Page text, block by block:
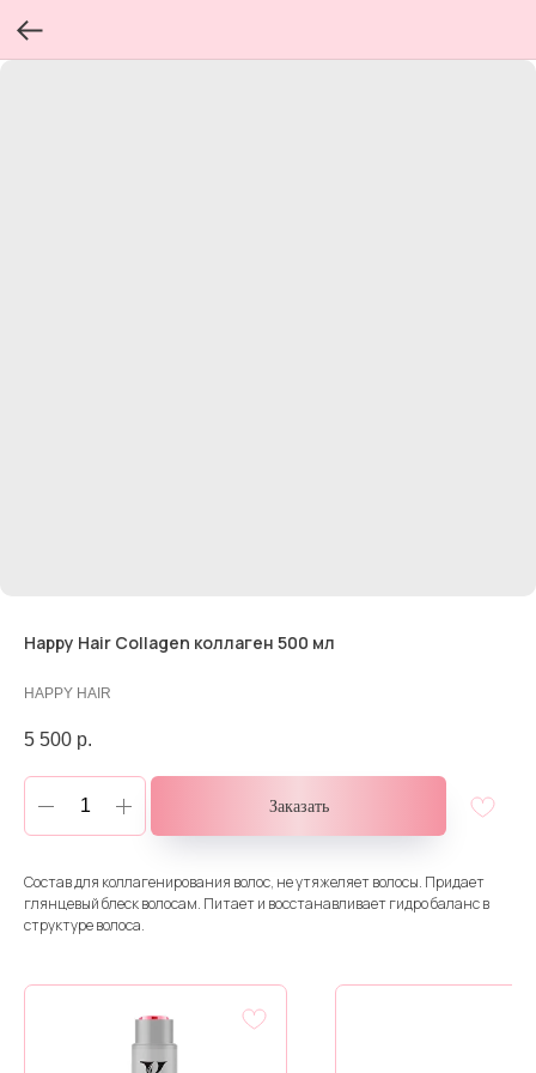
Happy Hair Collagen коллаген 500 мл
HAPPY HAIR
5 500 р.
Заказать
Состав для коллагенирования волос, не утяжеляет волосы. Придает
глянцевый блеск волосам. Питает и восстанавливает гидро баланс в
структуре волоса.